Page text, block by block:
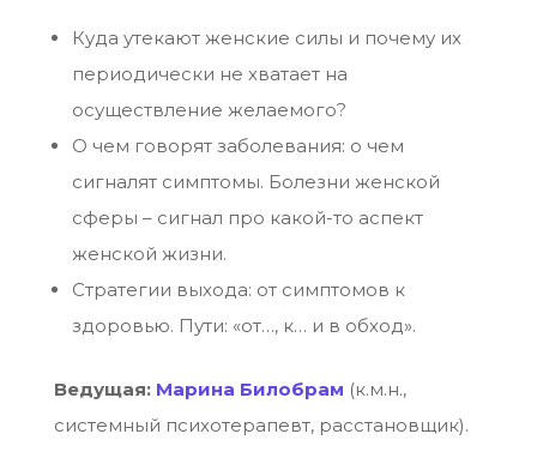
Куда утекают женские силы и почему их
периодически не хватает на
осуществление желаемого?
О чем говорят заболевания: о чем
сигналят симптомы. Болезни женской
сферы – сигнал про какой-то аспект
женской жизни.
Стратегии выхода: от симптомов к
здоровью. Пути: «от…, к… и в обход».
Ведущая: Марина Билобрам (к.м.н.,
системный психотерапевт, расстановщик).